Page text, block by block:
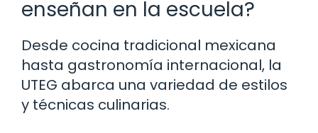
enseñan en la escuela?
Desde cocina tradicional mexicana
hasta gastronomía internacional, la
UTEG abarca una variedad de estilos
y técnicas culinarias.